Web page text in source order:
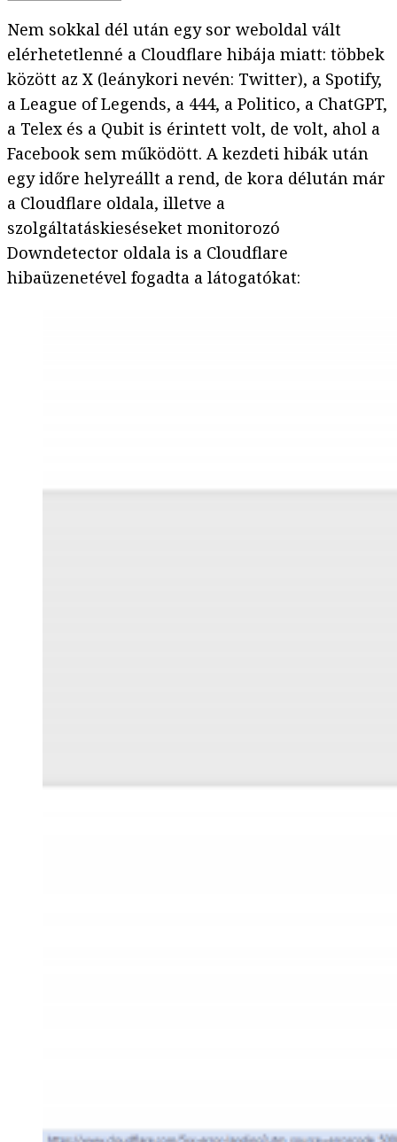
Nem sokkal dél után egy sor weboldal vált
elérhetetlenné a Cloudflare hibája miatt: többek
között az X (leánykori nevén: Twitter), a Spotify,
a League of Legends, a 444, a Politico, a ChatGPT,
a Telex és a Qubit is érintett volt, de volt, ahol a
Facebook sem működött. A kezdeti hibák után
egy időre helyreállt a rend, de kora délután már
a Cloudflare oldala, illetve a
szolgáltatáskieséseket monitorozó
Downdetector oldala is a Cloudflare
hibaüzenetével fogadta a látogatókat: